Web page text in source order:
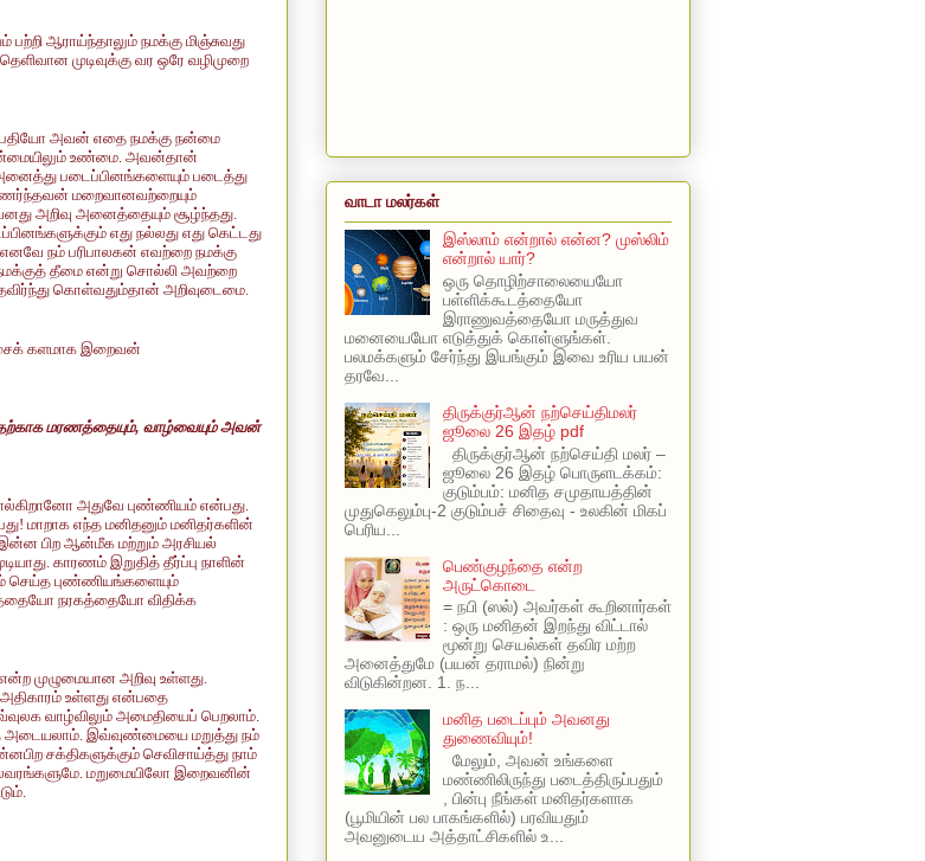
ஆராய்ந்தாலும் நமக்கு மிஞ்சுவது
முடிவுக்கு வர ஒரே வழிமுறை
அவன் எதை நமக்கு நன்மை
உண்மை. அவன்தான்
படைப்பினங்களையும் படைத்து
உணர்ந்தவன் மறைவானவற்றையும்
அறிவு அனைத்தையும் சூழ்ந்தது.
எது நல்லது எது கெட்டது
நம் பரிபாலகன் எவற்றை நமக்கு
தீமை என்று சொல்லி அவற்றை
கொள்வதும்தான் அறிவுடைமை.
களமாக இறைவன்
மரணத்தையும், வாழ்வையும் அவன்
அதுவே புண்ணியம் என்பது.
மாறாக எந்த மனிதனும் மனிதர்களின்
பிற ஆன்மீக மற்றும் அரசியல்
காரணம் இறுதித் தீர்ப்பு நாளின்
செய்த புண்ணியங்களையும்
நரகத்தையோ விதிக்க
முழுமையான அறிவு உள்ளது.
அதிகாரம் உள்ளது என்பதை
வாழ்விலும் அமைதியைப் பெறலாம்.
அடையலாம். இவ்வுண்மையை மறுத்து நம்
சக்திகளுக்கும் செவிசாய்த்து நாம்
மறுமையிலோ இறைவனின்
வாடா மலர்கள்
இஸ்லாம் என்றால் என்ன? முஸ்லிம்
என்றால் யார்?
ஒரு தொழிற்சாலையையோ
பள்ளிக்கூடத்தையோ
இராணுவத்தையோ மருத்துவ
மனையையோ எடுத்துக் கொள்ளுங்கள்.
பலமக்களும் சேர்ந்து இயங்கும் இவை உரிய பயன்
தரவே...
திருக்குர்ஆன் நற்செய்திமலர்
ஜூலை 26 இதழ் pdf
திருக்குர்ஆன் நற்செய்தி மலர் –
ஜூலை 26 இதழ் பொருளடக்கம்:
குடும்பம்: மனித சமுதாயத்தின்
முதுகெலும்பு-2 குடும்பச் சிதைவு - உலகின் மிகப்
பெரிய...
பெண்குழந்தை என்ற
அருட்கொடை
= நபி (ஸல்) அவர்கள் கூறினார்கள்
: ஒரு மனிதன் இறந்து விட்டால்
மூன்று செயல்கள் தவிர மற்ற
அனைத்துமே (பயன் தராமல்) நின்று
விடுகின்றன. 1. ந...
மனித படைப்பும் அவனது
துணைவியும்!
மேலும், அவன் உங்களை
மண்ணிலிருந்து படைத்திருப்பதும்
, பின்பு நீங்கள் மனிதர்களாக
(பூமியின் பல பாகங்களில்) பரவியதும்
அவனுடைய அத்தாட்சிகளில் உ...